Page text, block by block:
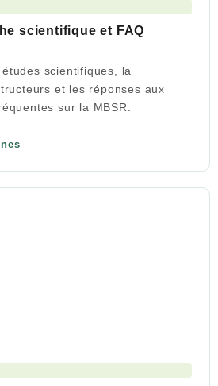
scientifique et FAQ
scientifiques, la
et les réponses aux
sur la MBSR.